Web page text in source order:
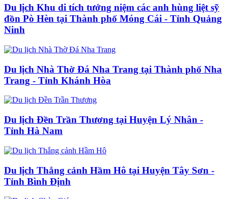
Du lịch Khu di tích tưởng niệm các anh hùng liệt sỹ
đồn Pò Hèn tại Thành phố Móng Cái - Tỉnh Quảng
Ninh
Du lịch Nhà Thờ Đá Nha Trang tại Thành phố Nha
Trang - Tỉnh Khánh Hòa
Du lịch Đền Trần Thương tại Huyện Lý Nhân -
Tỉnh Hà Nam
Du lịch Thắng cảnh Hầm Hô tại Huyện Tây Sơn -
Tỉnh Bình Định